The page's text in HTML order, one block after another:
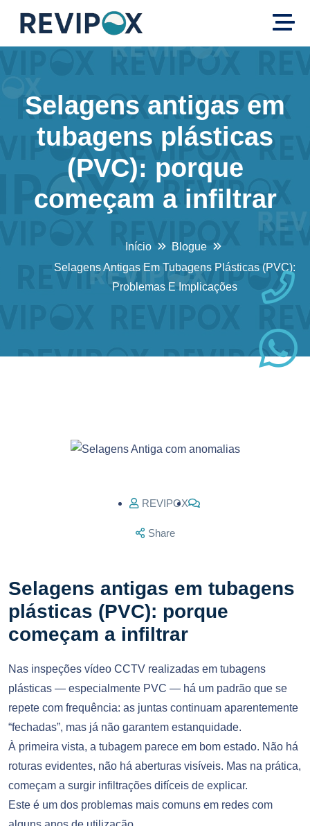
Selagens antigas em
tubagens plásticas
(PVC): porque
começam a infiltrar
Início
Blogue
Selagens Antigas Em Tubagens Plásticas (PVC):
Problemas E Implicações
REVIPOX
Share
Selagens antigas em tubagens
plásticas (PVC): porque
começam a infiltrar
Nas inspeções vídeo CCTV realizadas em tubagens
plásticas — especialmente PVC — há um padrão que se
repete com frequência: as juntas continuam aparentemente
“fechadas”, mas já não garantem estanquidade.
À primeira vista, a tubagem parece em bom estado. Não há
roturas evidentes, não há aberturas visíveis. Mas na prática,
começam a surgir infiltrações difíceis de explicar.
Este é um dos problemas mais comuns em redes com